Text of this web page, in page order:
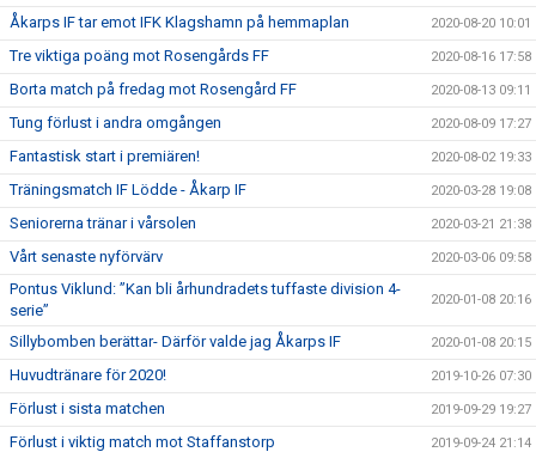
Åkarps IF tar emot IFK Klagshamn på hemmaplan 2020-08-20 10:01
Tre viktiga poäng mot Rosengårds FF 2020-08-16 17:58
Borta match på fredag mot Rosengård FF 2020-08-13 09:11
Tung förlust i andra omgången 2020-08-09 17:27
Fantastisk start i premiären! 2020-08-02 19:33
Träningsmatch IF Lödde - Åkarp IF 2020-03-28 19:08
Seniorerna tränar i vårsolen 2020-03-21 21:38
Vårt senaste nyförvärv 2020-03-06 09:58
Pontus Viklund: ”Kan bli århundradets tuffaste division 4-
serie”
2020-01-08 20:16
Sillybomben berättar- Därför valde jag Åkarps IF 2020-01-08 20:15
Huvudtränare för 2020! 2019-10-26 07:30
Förlust i sista matchen 2019-09-29 19:27
Förlust i viktig match mot Staffanstorp 2019-09-24 21:14